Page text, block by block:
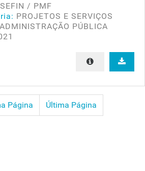
SEFIN / PMF
PROJETOS E SERVIÇOS
ADMINISTRAÇÃO PÚBLICA
Página Última Página